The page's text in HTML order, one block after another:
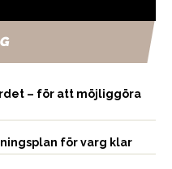
– för att möjliggöra
för varg klar